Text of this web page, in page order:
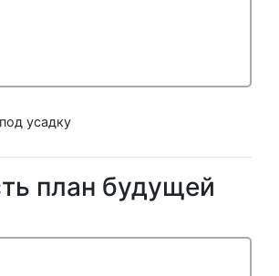
усадку
план будущей